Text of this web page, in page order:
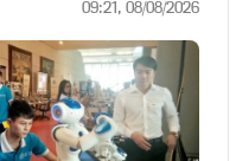
09:21, 08/08/2026